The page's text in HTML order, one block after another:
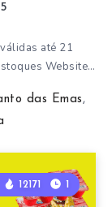
até 21
Website…
das Emas ,
12171 1